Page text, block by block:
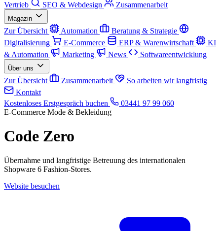
Vertrieb
SEO & Webdesign Zusammenarbeit
Magazin
Zur Übersicht Automation
Beratung & Strategie
Digitalisierung
E-Commerce ERP & Warenwirtschaft
KI
& Automation
Marketing News Softwareentwicklung
Über uns
Zur Übersicht Zusammenarbeit
So arbeiten wir langfristig
Kontakt
Kostenloses Erstgespräch buchen
03441 97 99 060
E-Commerce Mode & Bekleidung
Code Zero
Übernahme und langfristige Betreuung des internationalen
Shopware 6 Fashion-Stores.
Website besuchen